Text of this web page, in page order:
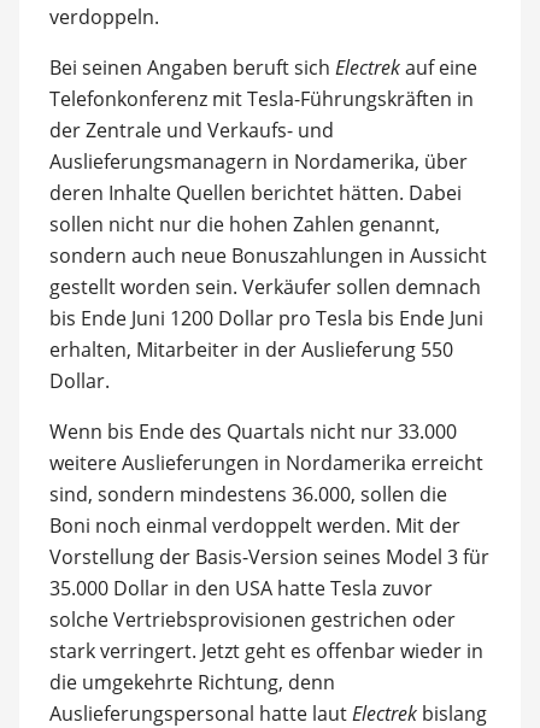
verdoppeln.
Bei seinen Angaben beruft sich Electrekauf eine
Telefonkonferenz mit Tesla-Führungskräften in
der Zentrale und Verkaufs- und
Auslieferungsmanagern in Nordamerika, über
deren Inhalte Quellen berichtet hätten. Dabei
sollen nicht nur die hohen Zahlen genannt,
sondern auch neue Bonuszahlungen in Aussicht
gestellt worden sein. Verkäufer sollen demnach
bis Ende Juni 1200 Dollar pro Tesla bis Ende Juni
erhalten, Mitarbeiter in der Auslieferung 550
Dollar.
Wenn bis Ende des Quartals nicht nur 33.000
weitere Auslieferungen in Nordamerika erreicht
sind, sondern mindestens 36.000, sollen die
Boni noch einmal verdoppelt werden. Mit der
Vorstellung der Basis-Version seines Model 3 für
35.000 Dollar in den USA hatte Tesla zuvor
solche Vertriebsprovisionen gestrichen oder
stark verringert. Jetzt geht es offenbar wieder in
die umgekehrte Richtung, denn
Auslieferungspersonal hatte lautElectrekbislang